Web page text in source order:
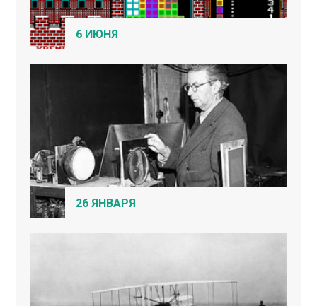
6 ИЮНЯ
26 ЯНВАРЯ